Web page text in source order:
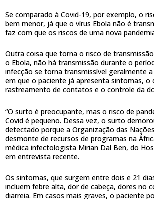
Se comparado à Covid-19, por exemplo, o
bem menor, já que o vírus Ebola não é
faz com que os riscos de uma nova
Outra coisa que torna o risco de
o Ebola, não há transmissão durante o
infecção se torna transmissível geralmente
em que o paciente já apresenta sintomas, o
rastreamento de contatos e o controle da
“O surto é preocupante, mas o risco de
Covid é pequeno. Dessa vez, o surto
detectado porque a Organização das
desmonte de recursos de programas na
médica infectologista Mirian Dal Ben, do
em entrevista recente.
Os sintomas, que surgem entre dois e 21
incluem febre alta, dor de cabeça, dores no
diarreia. Em casos mais graves, o paciente